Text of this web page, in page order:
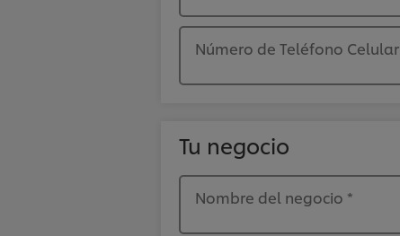
Número de Teléfono Celular
Tu negocio
Nombre del negocio *